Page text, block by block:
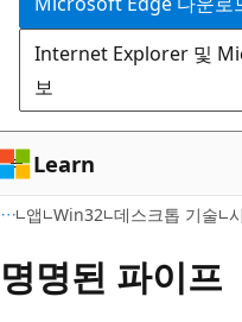
너
뛰
기
Internet Explorer 및
보
Learn
앱 Win32 데스크톱 기술
명명된 파이프